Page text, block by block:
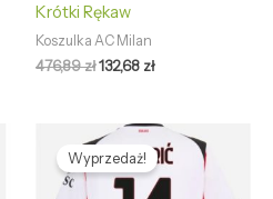
Krótki Rękaw
Koszulka AC Milan
476,89zł132,68 zł
Wyprzedaż!
Pierwotna
cena
wynosiła:
476,89 zł.
Aktualna
cena
wynosi:
132,68 zł.